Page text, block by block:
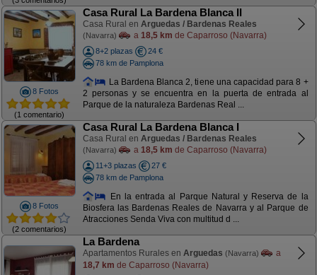
8 Fotos
(1 comentario)
Casa Rural La Bardena Blanca II
Casa Rural en Arguedas / Bardenas Reales
(Navarra) a 18,5 km de Caparroso (Navarra)
8+2 plazas
24 €
78 km de Pamplona
La Bardena Blanca 2, tiene una capacidad para 8 +
2 personas y se encuentra en la puerta de entrada al
Parque de la naturaleza Bardenas Real ...
8 Fotos
(2 comentarios)
Casa Rural La Bardena Blanca I
Casa Rural en Arguedas / Bardenas Reales
(Navarra) a 18,5 km de Caparroso (Navarra)
11+3 plazas
27 €
78 km de Pamplona
En la entrada al Parque Natural y Reserva de la
Biosfera las Bardenas Reales de Navarra y al Parque de
Atracciones Senda Viva con multitud d ...
La Bardena
Apartamentos Rurales en Arguedas (Navarra)
a
18,7 km de Caparroso (Navarra)